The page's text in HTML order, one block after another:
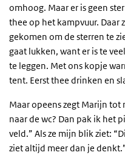
omhoog. Maar er is geen
thee op het kampvuur. Daar
gekomen om de sterren te
gaat lukken, want er is te
te leggen. Met ons kopje
tent. Eerst thee drinken en
Maar opeens zegt Marijn tot
naar de wc? Dan pak ik het
veld.” Als ze mijn blik ziet:
ziet altijd meer dan je